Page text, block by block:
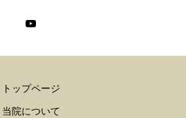
トップページ
当院について